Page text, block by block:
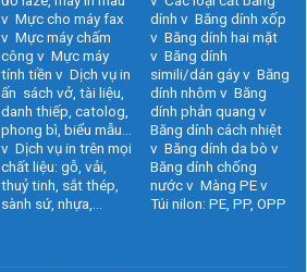
v Mực cho máy fax
v Mực máy chấm
công v Mực máy
tính tiền v Dịch vụ in
ấn sách vở, tài liệu,
danh thiếp, catolog,
phong bì, biểu mẫu…
v Dịch vụ in trên mọi
chất liệu: gỗ, vải,
thuỷ tinh, sắt thép,
sành sứ, nhựa,…
dính v Băng dính xốp
v Băng dính hai mặt
v Băng dính
simili/dán gáy v Băng
dính nhôm v Băng
dính phản quang v
Băng dính cách nhiệt
v Băng dính da bò v
Băng dính chống
nước v Màng PE v
Túi nilon: PE, PP, OPP